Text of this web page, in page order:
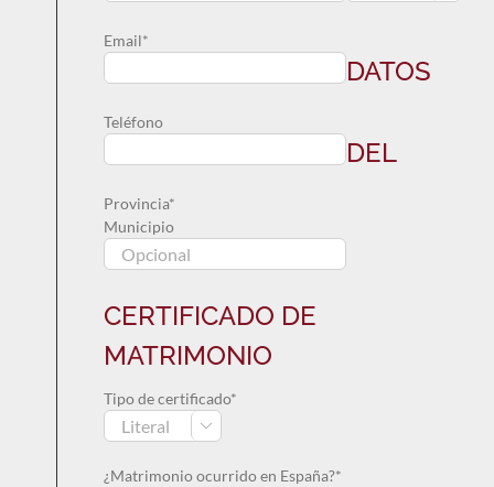
Email*
Teléfono
Provincia*
Municipio
DATOS
DEL
CERTIFICADO DE
MATRIMONIO
Tipo de certificado*

¿Matrimonio ocurrido en España?*